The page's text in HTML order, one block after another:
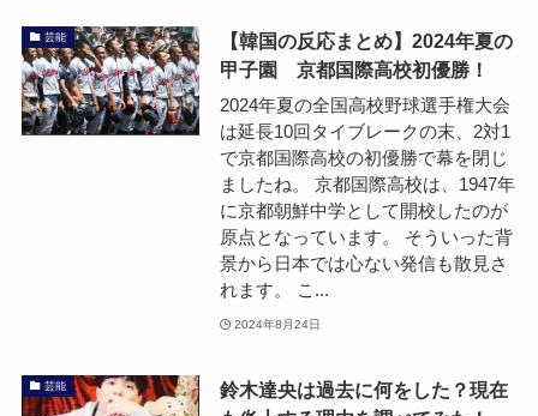
芸能
【韓国の反応まとめ】2024年夏の
甲子園 京都国際高校初優勝！
2024年夏の全国高校野球選手権大会
は延長10回タイブレークの末、2対1
で京都国際高校の初優勝で幕を閉じ
ましたね。 京都国際高校は、1947年
に京都朝鮮中学として開校したのが
原点となっています。 そういった背
景から日本では心ない発信も散見さ
れます。 こ...
2024年8月24日
芸能
鈴木達央は過去に何をした？現在